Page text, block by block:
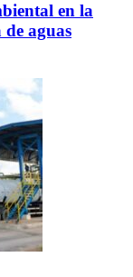
en la
aguas